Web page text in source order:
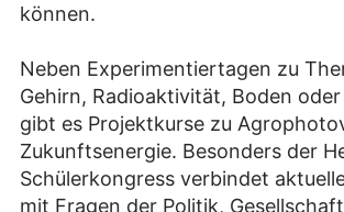
können.
Neben Experimentiertagen zu
Gehirn, Radioaktivität, Boden
gibt es Projektkurse zu
Zukunftsenergie. Besonders der
Schülerkongress verbindet
mit Fragen der Politik,